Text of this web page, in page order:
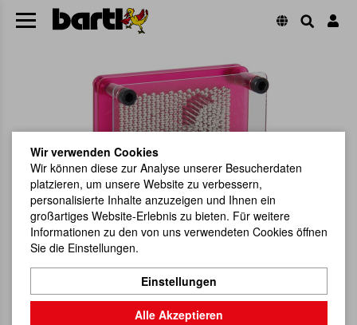
Wir verwenden Cookies
Wir können diese zur Analyse unserer Besucherdaten
platzieren, um unsere Website zu verbessern,
personalisierte Inhalte anzuzeigen und Ihnen ein
großartiges Website-Erlebnis zu bieten. Für weitere
Informationen zu den von uns verwendeten Cookies öffnen
Sie die Einstellungen.
Einstellungen
Alle Akzeptieren